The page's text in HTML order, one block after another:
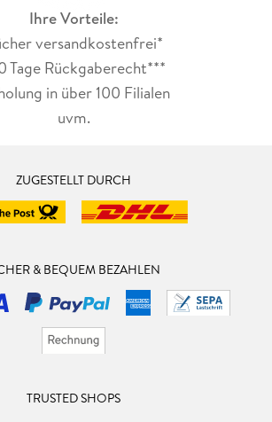
Ihre Vorteile:
versandkostenfrei*
Tage Rückgaberecht***
in über 100 Filialen
uvm.
ZUGESTELLT DURCH
& BEQUEM BEZAHLEN
TRUSTED SHOPS